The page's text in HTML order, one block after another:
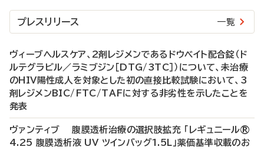
プレスリリース 一覧
ヴィーブヘルスケア、2剤レジメンであるドウベイト配合錠（ド
ルテグラビル／ラミブジン［DTG/3TC］）について、未治療
のHIV陽性成人を対象とした初の直接比較試験において、3
剤レジメンBIC/FTC/TAFに対する非劣性を示したことを
発表
ヴァンティブ 腹膜透析治療の選択肢拡充 「レギュニール®
4.25 腹膜透析液 UV ツインバッグ1.5L」薬価基準収載のお